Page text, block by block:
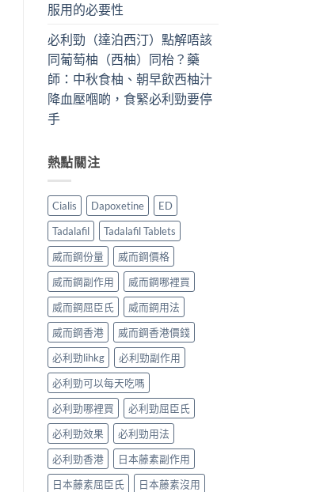
服用的必要性
必利勁（達泊西汀）點解唔該
同葡萄柚（西柚）同枱？藥
師：中秋食柚、朝早飲西柚汁
降血壓嗰啲，食緊必利勁要停
手
熱點關注
Cialis Dapoxetine
ED
Tadalafil
Tadalafil Tablets
威而鋼份量
威而鋼價格
威而鋼副作用
威而鋼哪裡買
威而鋼屈臣氏
威而鋼用法
威而鋼香港
威而鋼香港價錢
必利勁lihkg
必利勁副作用
必利勁可以每天吃嗎
必利勁哪裡買
必利勁屈臣氏
必利勁效果
必利勁用法
必利勁香港
日本藤素副作用
日本藤素屈臣氏
日本藤素沒用